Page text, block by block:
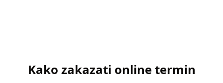
Kako zakazati online termin